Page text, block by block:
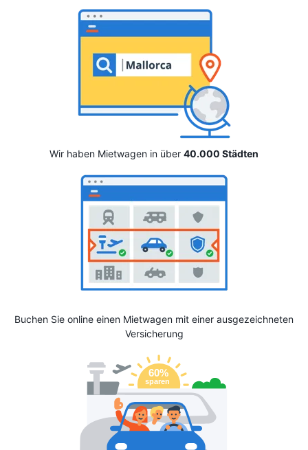
Wir haben Mietwagen in über 40.000 Städten
Buchen Sie online einen Mietwagen mit einer ausgezeichneten
Versicherung